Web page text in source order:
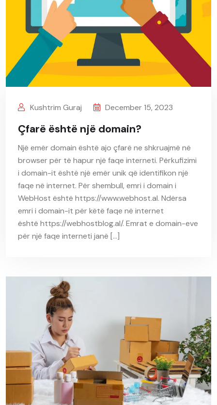
Kushtrim Guraj December 15, 2023
Çfarë është një domain?
Një emër domain është ajo çfarë ne shkruajmë në
browser për të hapur një faqe interneti. Përkufizimi
i domain-it është një emër unik që identifikon një
faqe në internet. Për shembull, emri i domain i
WebHost është https://www.webhost.al. Ndërsa
emri i domain-it për këtë faqe në internet
është https://webhostblog.al/. Emrat e domain-eve
për një faqe interneti janë […]